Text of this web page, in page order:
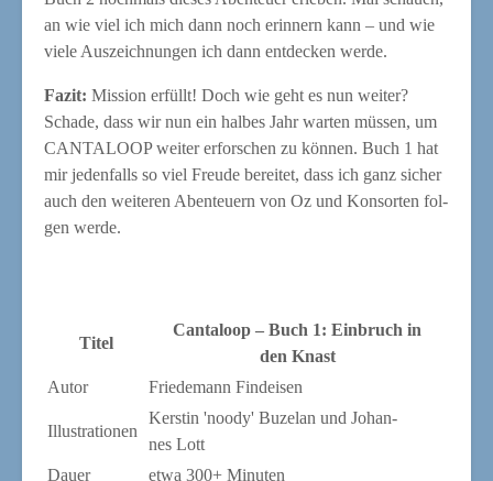
an wie viel ich mich dann noch erin­nern kann – und wie
vie­le Aus­zeich­nun­gen ich dann ent­de­cken werde.
Fazit: Mis­si­on erfüllt! Doch wie geht es nun wei­ter?
Scha­de, dass wir nun ein hal­bes Jahr war­ten müs­sen, um
CANTALOOP wei­ter erfor­schen zu kön­nen. Buch 1 hat
mir jeden­falls so viel Freu­de berei­tet, dass ich ganz sicher
auch den wei­te­ren Aben­teu­ern von Oz und Kon­sor­ten fol­
gen werde.
Titel
Can­ta­loop – Buch 1: Ein­bruch in
den Knast
Autor
Frie­de­mann Findeisen
Illus­tra­tio­nen
Kers­tin 'noo­dy' Buz­elan und Johan­
nes Lott
Dau­er
etwa 300+ Minuten